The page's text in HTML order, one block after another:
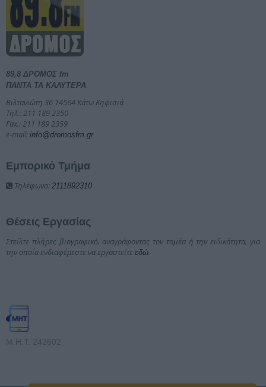
89,8 ΔΡΟΜΟΣ fm
ΠΑΝΤΑ ΤΑ ΚΑΛΥΤΕΡΑ
Βιλτανιώτη 36 14564 Κάτω Κηφισιά
Τηλ.: 211 189 2350
Fax.: 211 189 2359
e-mail: info@dromosfm.gr
Εμπορικό Τμήμα
Τηλέφωνο: 2111892310
Θέσεις Εργασίας
Στείλτε πλήρες βιογραφικό, αναγράφοντας τον τομέα ή την ειδικότητα, για
την οποία ενδιαφέρεστε να εργαστείτε εδώ.
Μ.Η.Τ. 242602